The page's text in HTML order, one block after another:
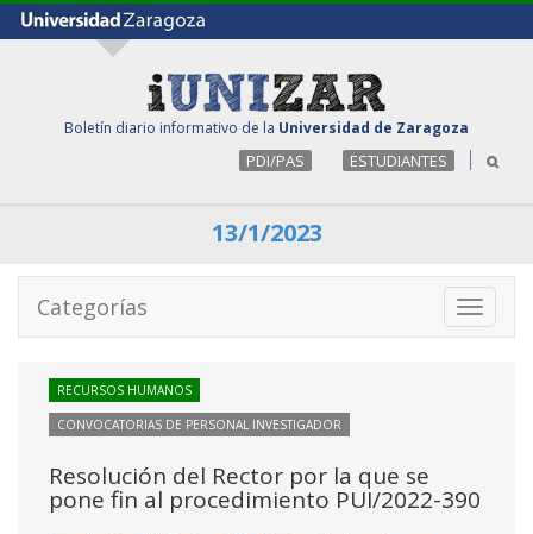
Boletín diario informativo de la Universidad de Zaragoza
PDI/PAS ESTUDIANTES
13/1/2023
Toggle
Categorías
RECURSOS HUMANOS
CONVOCATORIAS DE PERSONAL INVESTIGADOR
Resolución del Rector por la que se
pone fin al procedimiento PUI/2022-390